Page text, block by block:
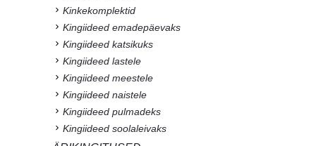
Kinkekomplektid
Kingiideed emadepäevaks
Kingiideed katsikuks
Kingiideed lastele
Kingiideed meestele
Kingiideed naistele
Kingiideed pulmadeks
Kingiideed soolaleivaks